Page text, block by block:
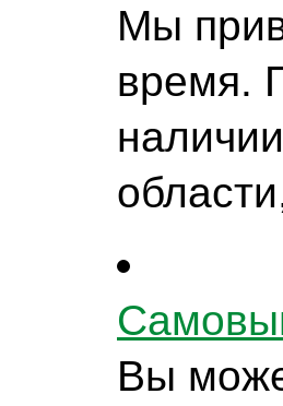
Мы
время.
Вы